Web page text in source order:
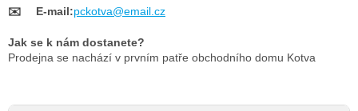
✉️
E-mail:pckotva@email.cz
Jak se k nám dostanete?
Prodejna se nachází v prvním patře obchodního domu Kotva